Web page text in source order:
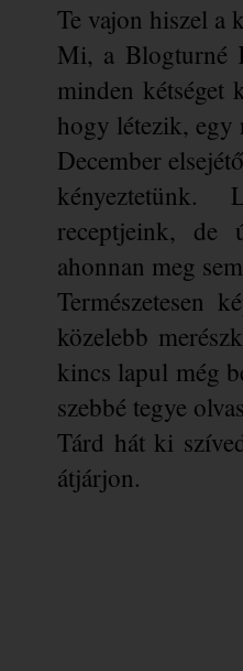
Te vajon hiszel a
Mi, a Blogturné
minden kétséget
hogy létezik, egy
December
kényeztetünk.
receptjeink, de
ahonnan meg
Természetesen
közelebb
kincs lapul még
szebbé tegye
Tárd hát ki
átjárjon.